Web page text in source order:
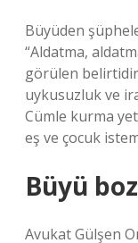
Büyüden
“Aldatma,
görülen
uykusuzluk ve
Cümle kurma
eş ve çocuk
Büyü
Avukat Gülşen